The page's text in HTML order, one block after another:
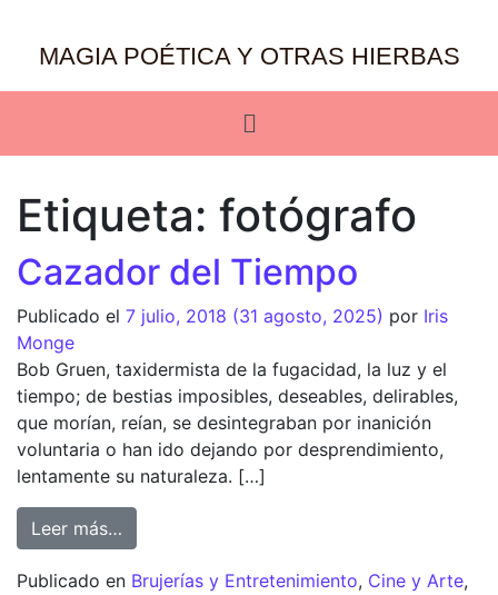
MAGIA POÉTICA Y OTRAS HIERBAS
Etiqueta: fotógrafo
Cazador del Tiempo
Publicado el 7 julio, 2018 (31 agosto, 2025) por Iris
Monge
Bob Gruen, taxidermista de la fugacidad, la luz y el
tiempo; de bestias imposibles, deseables, delirables,
que morían, reían, se desintegraban por inanición
voluntaria o han ido dejando por desprendimiento,
lentamente su naturaleza. […]
Leer más…
Publicado en Brujerías y Entretenimiento, Cine y Arte,